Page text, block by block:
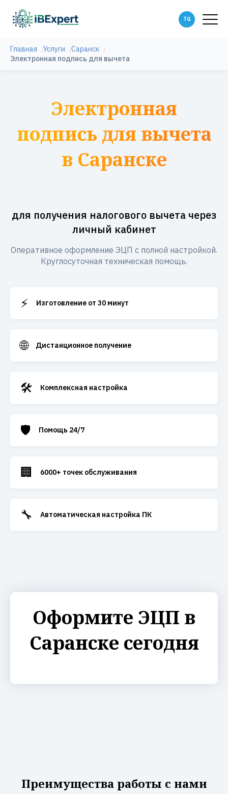
Главная Услуги
Саранск
Электронная подпись для вычета
Электронная
подпись для вычета
в Саранске
для получения налогового вычета через
личный кабинет
Оперативное оформление ЭЦП с полной настройкой.
Круглосуточная техническая помощь.
⚡ Изготовление от 30 минут
🌐 Дистанционное получение
🛠️ Комплексная настройка
🛡️ Помощь 24/7
🏢 6000+ точек обслуживания
🔧 Автоматическая настройка ПК
Оформите ЭЦП в
Саранске сегодня
Преимущества работы с нами